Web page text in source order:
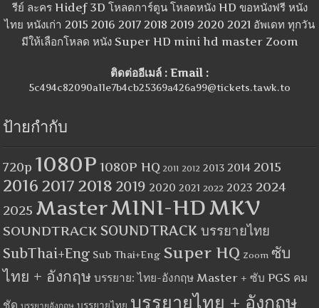
รีย์ ละคร Hidef 3D โหลดการ์ตูน โหลดหนัง HD ขอหนังฟรี หนัง
ไทย หนังเก่า 2015 2016 2017 2018 2019 2020 2021 อัพเดท ทุกวัน
มีให้เลือกโหลด หนัง Super HD mini hd master Zoom
ติดต่ออีเมล์ : Email :
5c494c82090a11e7b4cb25369a426a99@tickets.tawk.to
ป้ายกำกับ
720p 1080P 1080P HQ 2011 2012 2013 2014 2015
2016 2017 2018 2019 2020 2021 2022 2023 2024
2025 MasterMINI-HDMKV
SOUNDTRACK SOUNDTRACK บรรยายไทย
SubThai+Eng Sub Thai+Eng Super HQ Zoom ซับ
ไทย + อังกฤษ บรรยาย: ไทย-อังกฤษ Master + ซับ PGS คม
ชัด บรรยายอังกฤษ บรรยายไทย บรรยายไทย + อังกฤษ